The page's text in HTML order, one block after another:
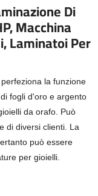
Di
Macchina
Laminatoi Per
la funzione
fogli d'oro e argento
da orafo. Può
di diversi clienti. La
può essere
per gioielli.